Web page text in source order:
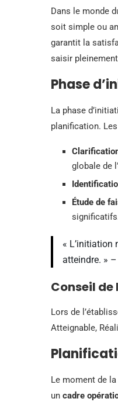
Dans le monde
soit simple ou
garantit la
saisir
Phase
La phase
planification.
globale de
Étude de
« L’initiation
atteindre. »
Conseil de
Lors de
Atteignable,
Le moment de
un cadre